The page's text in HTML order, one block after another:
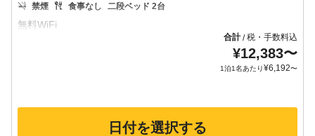
禁煙 食事なし 二段ベッド 2台
合計/税・手数料込
¥12,383〜
1泊1名あたり¥6,192〜
日付を選択する